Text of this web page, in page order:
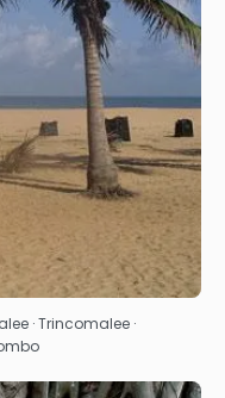
· Trincomalee ·